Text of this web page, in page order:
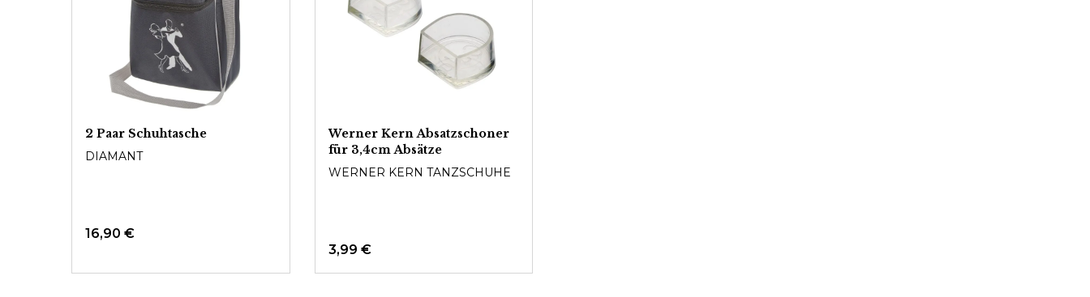
2 Paar Schuhtasche
DIAMANT
16,90 €
Werner Kern Absatzschoner
für 3,4cm Absätze
WERNER KERN TANZSCHUHE
3,99 €